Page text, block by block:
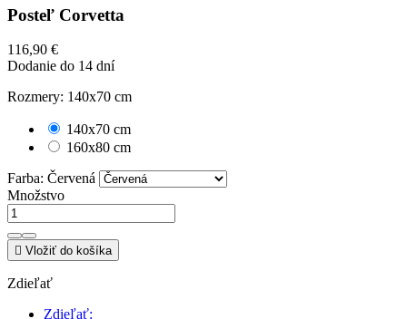
Posteľ Corvetta
116,90 €
Dodanie do 14 dní
Rozmery: 140x70 cm
140x70 cm
160x80 cm
Farba: Červená
Množstvo
 Vložiť do košíka
Zdieľať
Zdieľať: